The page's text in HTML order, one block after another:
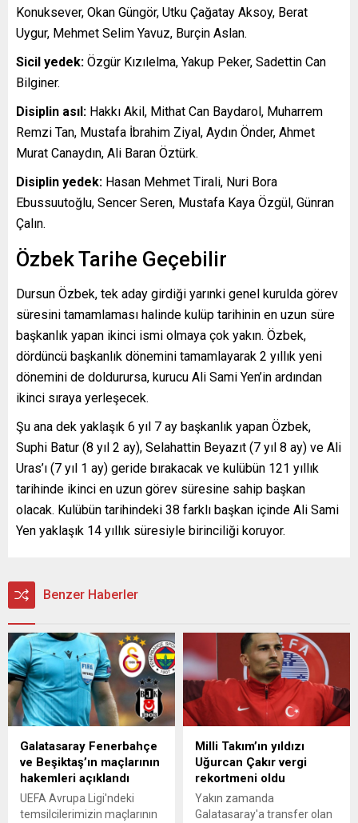
Konuksever, Okan Güngör, Utku Çağatay Aksoy, Berat
Uygur, Mehmet Selim Yavuz, Burçin Aslan.
Sicil yedek: Özgür Kızılelma, Yakup Peker, Sadettin Can
Bilginer.
Disiplin asıl: Hakkı Akil, Mithat Can Baydarol, Muharrem
Remzi Tan, Mustafa İbrahim Ziyal, Aydın Önder, Ahmet
Murat Canaydın, Ali Baran Öztürk.
Disiplin yedek: Hasan Mehmet Tirali, Nuri Bora
Ebussuutoğlu, Sencer Seren, Mustafa Kaya Özgül, Günran
Çalın.
Özbek Tarihe Geçebilir
Dursun Özbek, tek aday girdiği yarınki genel kurulda görev
süresini tamamlaması halinde kulüp tarihinin en uzun süre
başkanlık yapan ikinci ismi olmaya çok yakın. Özbek,
dördüncü başkanlık dönemini tamamlayarak 2 yıllık yeni
dönemini de doldurursa, kurucu Ali Sami Yen’in ardından
ikinci sıraya yerleşecek.
Şu ana dek yaklaşık 6 yıl 7 ay başkanlık yapan Özbek,
Suphi Batur (8 yıl 2 ay), Selahattin Beyazıt (7 yıl 8 ay) ve Ali
Uras’ı (7 yıl 1 ay) geride bırakacak ve kulübün 121 yıllık
tarihinde ikinci en uzun görev süresine sahip başkan
olacak. Kulübün tarihindeki 38 farklı başkan içinde Ali Sami
Yen yaklaşık 14 yıllık süresiyle birinciliği koruyor.
Benzer Haberler
Galatasaray Fenerbahçe
ve Beşiktaş’ın maçlarının
hakemleri açıklandı
UEFA Avrupa Ligi'ndeki
temsilcilerimizin maçlarının
Milli Takım’ın yıldızı
Uğurcan Çakır vergi
rekortmeni oldu
Yakın zamanda
Galatasaray'a transfer olan